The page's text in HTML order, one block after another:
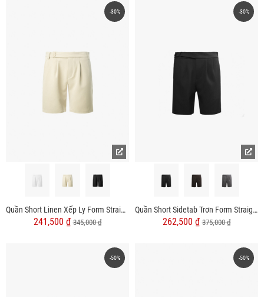
-30%
Quần Short Linen Xếp Ly Form Straight QS070
241,500 ₫345,000 ₫
-30%
Quần Short Sidetab Trơn Form Straight QS083
262,500 ₫375,000 ₫
-50% -50%